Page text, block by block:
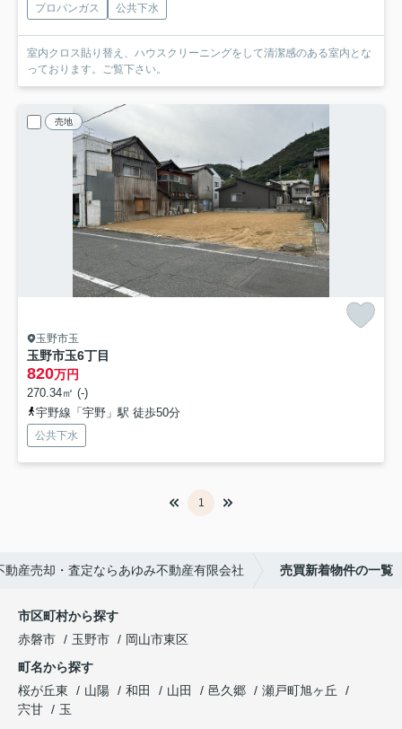
プロパンガス 公共下水
室内クロス貼り替え、ハウスクリーニングをして清潔感のある室内とな
っております。ご覧下さい。
売地
玉野市玉
玉野市玉6丁目
820万円
270.34㎡ (-)
宇野線「宇野」駅 徒歩50分
公共下水
1
動産売却・査定ならあゆみ不動産有限会社 売買新着物件の一覧
市区町村から探す
赤磐市
玉野市
岡山市東区
町名から探す
桜が丘東
山陽 和田 山田 邑久郷
瀬戸町旭ヶ丘
宍甘
玉